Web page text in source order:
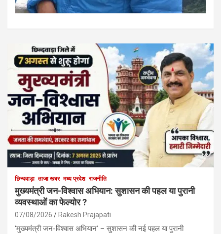
छिन्दवाड़ा ताजा खबर मध्य प्रदेश राजनीति
मुख्यमंत्री जन-विश्वास अभियान: सुशासन की पहल या पुरानी
व्यवस्थाओं का फेल्योर ?
07/08/2026 Rakesh Prajapati
‘मुख्यमंत्री जन-विश्वास अभियान’ – सुशासन की नई पहल या पुरानी